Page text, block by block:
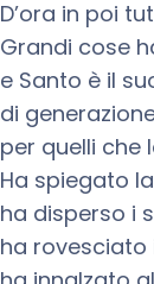
D’ora in poi
Grandi cose
e Santo è il
di
per quelli che
Ha spiegato
ha disperso i
ha rovesciato